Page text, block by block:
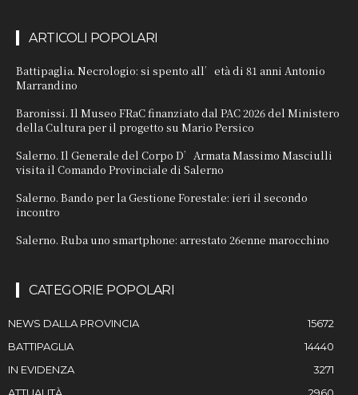
ARTICOLI POPOLARI
Battipaglia. Necrologio: si spento all’età di 81 anni Antonio
Marrandino
Baronissi. Il Museo FRaC finanziato dal PAC 2026 del Ministero
della Cultura per il progetto su Mario Persico
Salerno. Il Generale del Corpo D’Armata Massimo Masciulli
visita il Comando Provinciale di Salerno
Salerno. Bando per la Gestione Forestale: ieri il secondo
incontro
Salerno. Ruba uno smartphone: arrestato 26enne marocchino
CATEGORIE POPOLARI
NEWS DALLA PROVINCIA
15672
BATTIPAGLIA
14440
IN EVIDENZA
3271